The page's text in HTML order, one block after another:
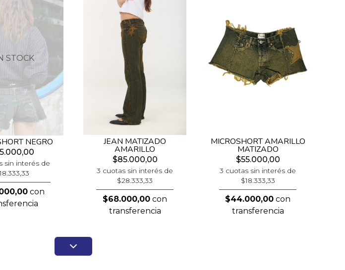
STOCK
NEGRO
sin interés de
con
JEAN MATIZADO
AMARILLO
$85.000,00
3 cuotas sin interés de
$28.333,33
$68.000,00 con
transferencia
MICROSHORT AMARILLO
MATIZADO
$55.000,00
3 cuotas sin interés de
$18.333,33
$44.000,00 con
transferencia